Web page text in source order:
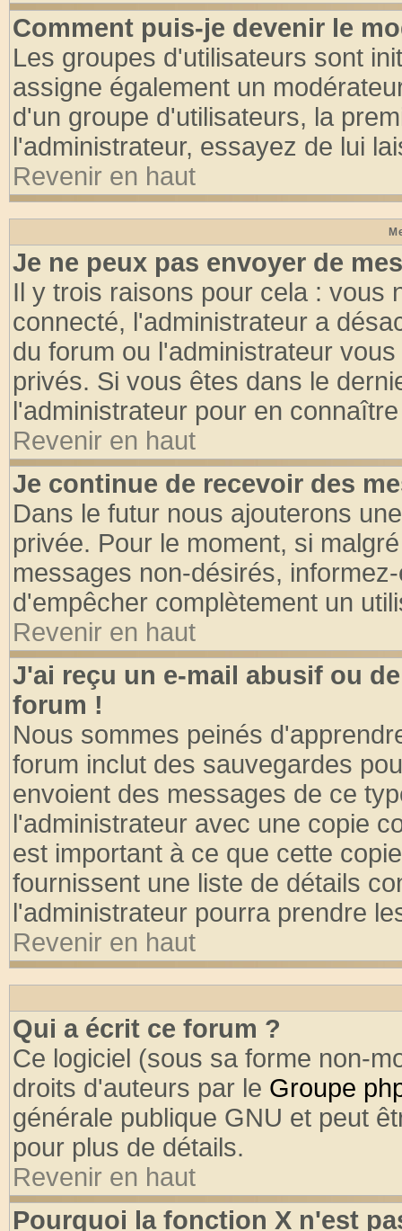
Comment puis-je devenir le
Les groupes d'utilisateurs sont
assigne également un
d'un groupe d'utilisateurs, la
l'administrateur, essayez de lui
Revenir en haut
Je ne peux pas envoyer de
Il y trois raisons pour cela : vous
connecté, l'administrateur a
du forum ou l'administrateur
privés. Si vous êtes dans le
l'administrateur pour en
Revenir en haut
Je continue de recevoir des
Dans le futur nous ajouterons
privée. Pour le moment, si
messages non-désirés,
d'empêcher complètement un
Revenir en haut
J'ai reçu un e-mail abusif ou
forum !
Nous sommes peinés
forum inclut des sauvegardes
envoient des messages de ce
l'administrateur avec une copie
est important à ce que cette
fournissent une liste de détails
l'administrateur pourra prendre
Revenir en haut
Qui a écrit ce forum ?
Ce logiciel (sous sa forme non-
droits d'auteurs par le Groupe
générale publique GNU et peut
pour plus de détails.
Revenir en haut
Pourquoi la fonction X n'est